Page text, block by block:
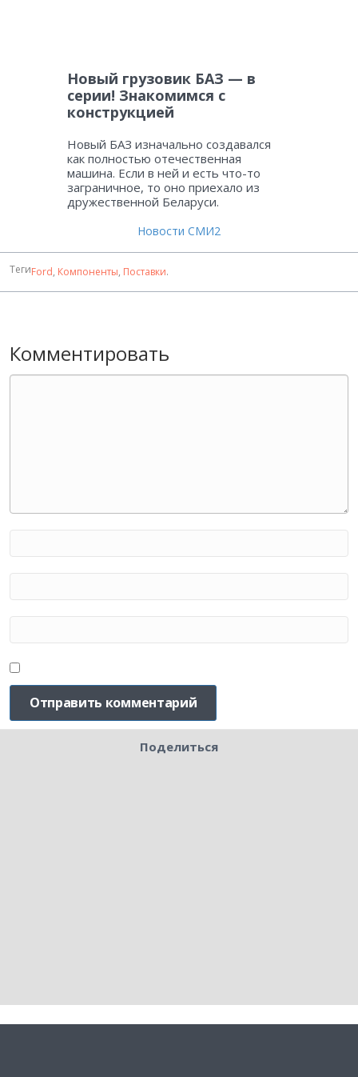
Новый грузовик БАЗ — в
серии! Знакомимся с
конструкцией
Новый БАЗ изначально создавался
как полностью отечественная
машина. Если в ней и есть что-то
заграничное, то оно приехало из
дружественной Беларуси.
Новости СМИ2
ТегиFord, Компоненты, Поставки.
Комментировать
Поделиться